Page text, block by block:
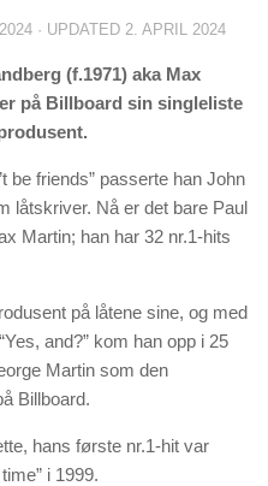
· UPDATED 2. APRIL 2024
(f.1971) aka Max
på Billboard sin singleliste
be friends” passerte han John
låtskriver. Nå er det bare Paul
Martin; han har 32 nr.1-hits
på låtene sine, og med
and?” kom han opp i 25
Martin som den
Billboard.
hans første nr.1-hit var
i 1999.